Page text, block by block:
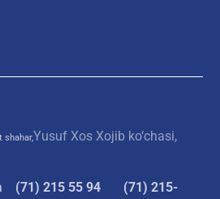
shahar,Yusuf Xos Xojib ko‘chasi,
(71) 215 55 94
(71) 215-